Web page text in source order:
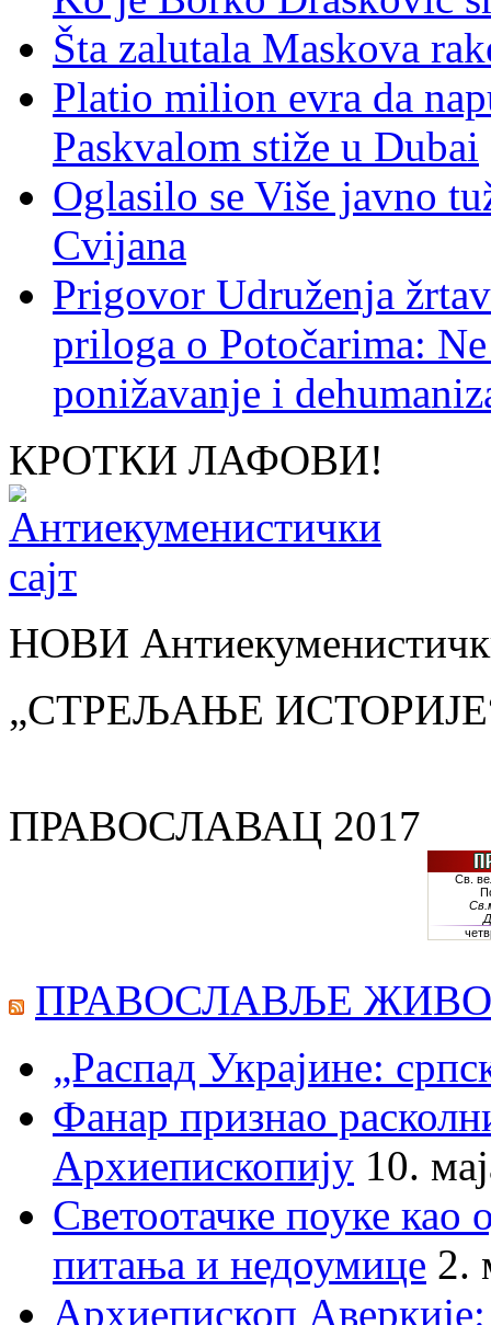
Šta zalutala Maskova
Platio milion evra da
Paskvalom stiže u Dubai
Oglasilo se Više javno
Cvijana
Prigovor Udruženja
priloga o Potočarima:
ponižavanje i
КРОТКИ ЛАФОВИ!
НОВИ
„СТРЕЉАЊЕ
ПРАВОСЛАВАЦ 2017
ПРАВОСЛАВЉЕ
„Распад Украјине:
Фанар признао
Архиепископију 10.
Светоотачке поуке као
питања и недоумице 2.
Архиепископ